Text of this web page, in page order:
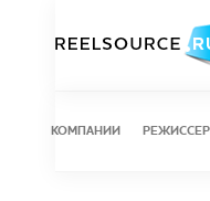
КОМПАНИИ